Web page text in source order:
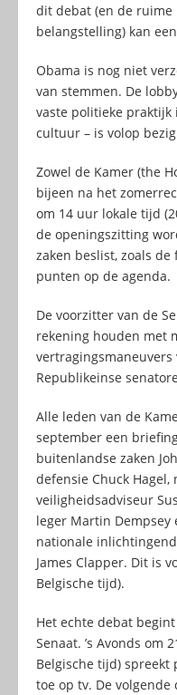
dit debat (en de
belangstelling) kan
Obama is nog niet
van stemmen. De
vaste politieke praktijk
cultuur – is volop
Zowel de Kamer (the
bijeen na het
om 14 uur lokale tijd
de openingszitting
zaken beslist, zoals
punten op de agenda.
De voorzitter van de
rekening houden met
vertragingsmaneuvers
Republikeinse
Alle leden van de
september een
buitenlandse zaken
defensie Chuck Hagel,
veiligheidsadviseur
leger Martin
nationale
James Clapper. Dit is
Belgische tijd).
Het echte debat
Senaat. ’s Avonds om
Belgische tijd) spreekt
toe op tv. De volgende